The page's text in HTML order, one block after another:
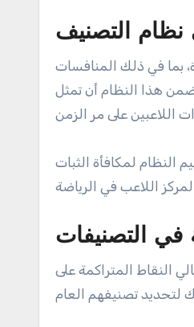
التصنيف
بما في ذلك المنافسات
يضمن هذا النظام أن تمثل
النظام لمكافأة الثبات
في التصنيفات
النقاط المتراكمة على